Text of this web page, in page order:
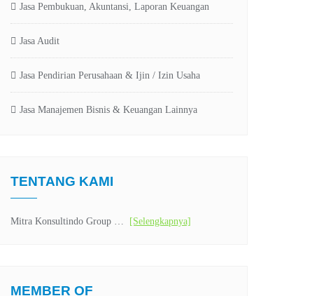
Jasa Pembukuan, Akuntansi, Laporan Keuangan
Jasa Audit
Jasa Pendirian Perusahaan & Ijin / Izin Usaha
Jasa Manajemen Bisnis & Keuangan Lainnya
TENTANG KAMI
Mitra Konsultindo Group … [Selengkapnya]
MEMBER OF